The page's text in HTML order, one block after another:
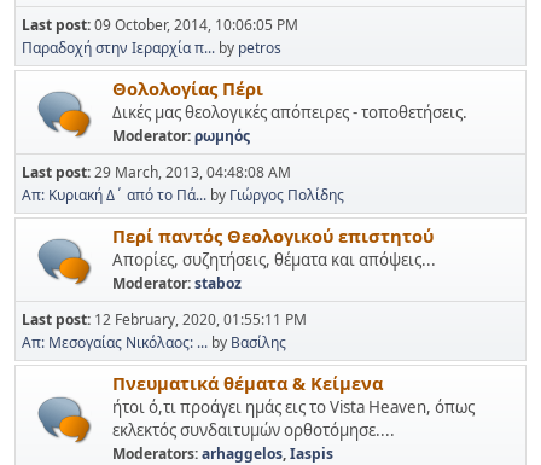
Last post:09 October, 2014, 10:06:05 PM
Παραδοχή στην Ιεραρχία π... by petros
Θολολογίας Πέρι
Δικές μας θεολογικές απόπειρες - τοποθετήσεις.
Moderator:ρωμηός
Last post:29 March, 2013, 04:48:08 AM
Απ: Κυριακή Δ΄ από το Πά... by Γιώργος Πολίδης
Περί παντός Θεολογικού επιστητού
Απορίες, συζητήσεις, θέματα και απόψεις...
Moderator:staboz
Last post: 12 February, 2020, 01:55:11 PM
Απ: Μεσογαίας Νικόλαος: ... by Βασίλης
Πνευματικά θέματα & Κείμενα
ήτοι ό,τι προάγει ημάς εις το Vista Heaven, όπως
εκλεκτός συνδαιτυμών ορθοτόμησε....
Moderators:arhaggelos,Iaspis